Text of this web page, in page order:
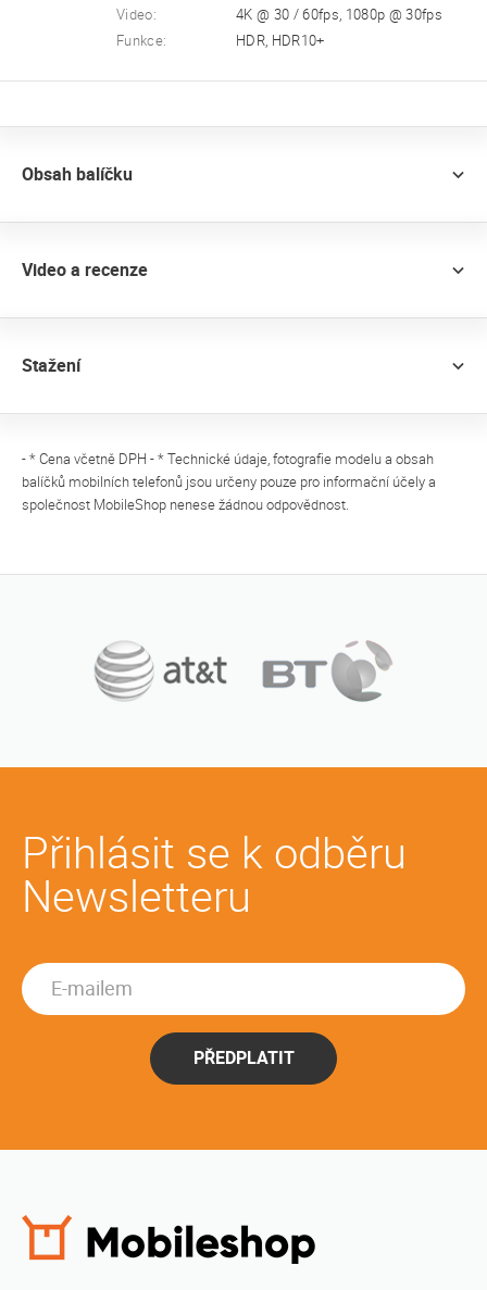
Video:
4K @ 30 / 60fps, 1080p @ 30fps
Funkce:
HDR, HDR10+
Obsah balíčku
Video a recenze
Stažení
- * Cena včetně DPH - * Technické údaje, fotografie modelu a obsah
balíčků mobilních telefonů jsou určeny pouze pro informační účely a
společnost MobileShop nenese žádnou odpovědnost.
Přihlásit se k odběru
Newsletteru
PŘEDPLATIT